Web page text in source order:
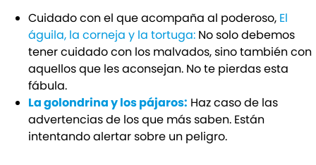
Cuidado con el que acompaña al poderoso, El
águila, la corneja y la tortuga: No solo debemos
tener cuidado con los malvados, sino también con
aquellos que les aconsejan. No te pierdas esta
fábula.
La golondrina y los pájaros: Haz caso de las
advertencias de los que más saben. Están
intentando alertar sobre un peligro.